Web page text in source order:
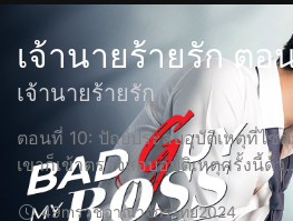
เจ้านายร้ายรัก ตอ
เจ้านายร้ายรัก
ตอนที่ 10: ปัถย์ประสบอุบัติเหตุที่ไซ
เขาก็เข้าตรวจสอบอุบัติเหตุครั้งนี้ด้ว
49mราชอาณาจักรไทย2024